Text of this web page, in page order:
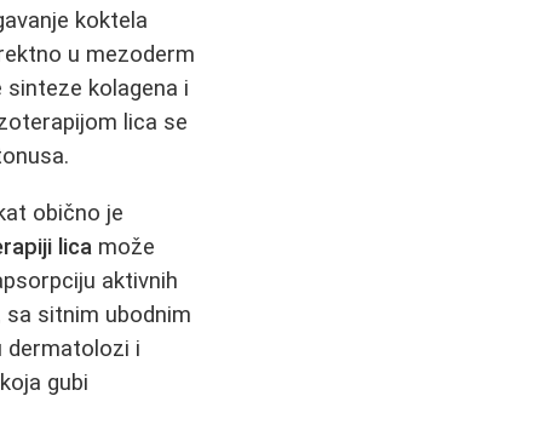
koktela
u mezoderm
kolagena i
lica se
obično je
lica može
aktivnih
sitnim ubodnim
dermatolozi i
gubi